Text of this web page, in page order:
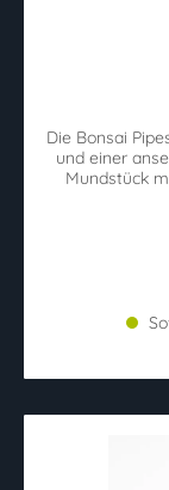
Die Bonsai
und einer
Mundstück